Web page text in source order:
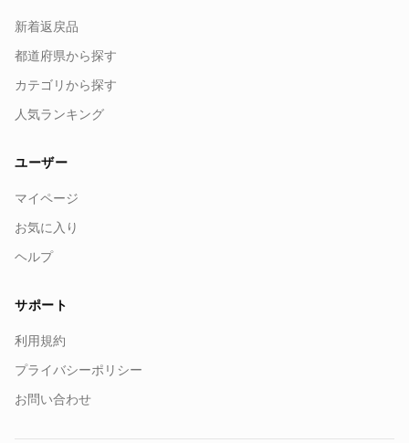
新着返戻品
都道府県から探す
カテゴリから探す
人気ランキング
ユーザー
マイページ
お気に入り
ヘルプ
サポート
利用規約
プライバシーポリシー
お問い合わせ